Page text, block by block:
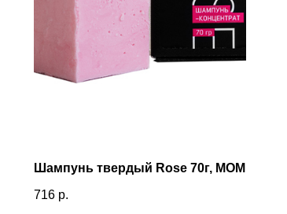
Шампунь твердый Rose 70г, МОМ
716 р.